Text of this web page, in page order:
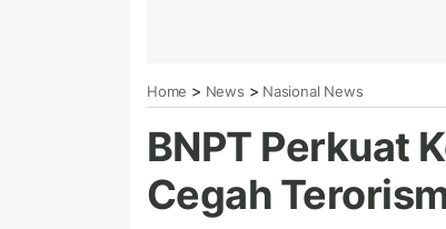
Home > News > Nasional News
BNPT Perkuat
Cegah